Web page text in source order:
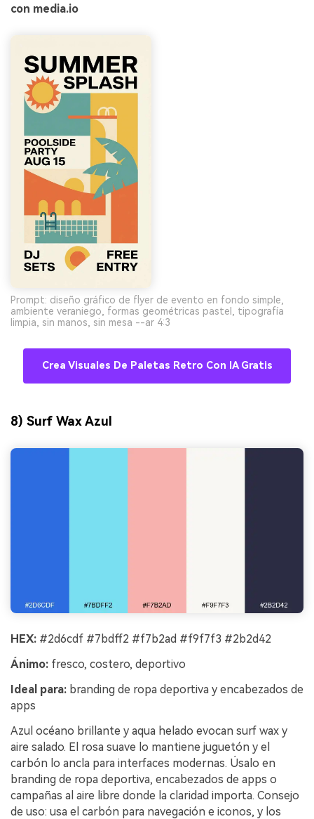
con media.io
Prompt: diseño gráfico de flyer de evento en fondo simple,
ambiente veraniego, formas geométricas pastel, tipografía
limpia, sin manos, sin mesa --ar 4:3
Crea Visuales De Paletas Retro Con IA Gratis
8) Surf Wax Azul
HEX: #2d6cdf #7bdff2 #f7b2ad #f9f7f3 #2b2d42
Ánimo: fresco, costero, deportivo
Ideal para: branding de ropa deportiva y encabezados de
apps
Azul océano brillante y aqua helado evocan surf wax y
aire salado. El rosa suave lo mantiene juguetón y el
carbón lo ancla para interfaces modernas. Úsalo en
branding de ropa deportiva, encabezados de apps o
campañas al aire libre donde la claridad importa. Consejo
de uso: usa el carbón para navegación e iconos, y los